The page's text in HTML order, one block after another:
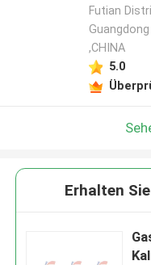
Futian
,CHINA
5.0
Erhalten